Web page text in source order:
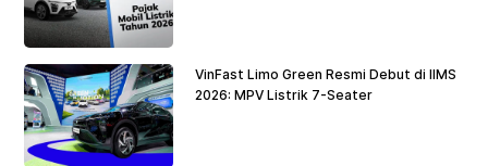
VinFast Limo Green Resmi Debut di IIMS
2026: MPV Listrik 7-Seater